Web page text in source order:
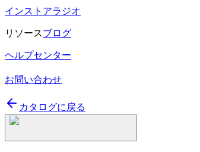
インストアラジオ
リソースブログ
ヘルプセンター
お問い合わせ
カタログに戻る